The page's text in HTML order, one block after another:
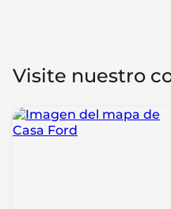
Visite nuestro